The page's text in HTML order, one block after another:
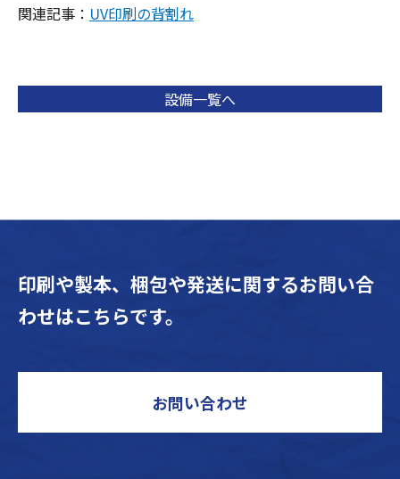
関連記事： UV印刷の背割れ
設備一覧へ
印刷や製本、梱包や発送に関するお問い合
わせはこちらです。
お問い合わせ